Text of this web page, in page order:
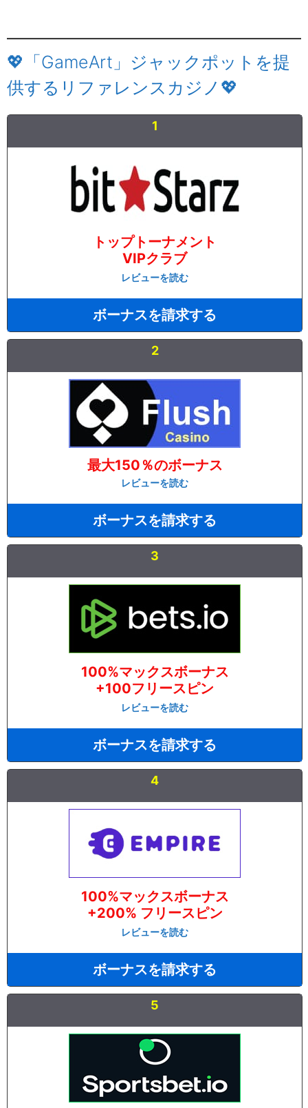
💖「GameArt」ジャックポットを提
供するリファレンスカジノ💖
1
トップトーナメント
VIPクラブ
レビューを読む
ボーナスを請求する
2
最大150％のボーナス
レビューを読む
ボーナスを請求する
3
100%マックスボーナス
+100フリースピン
レビューを読む
ボーナスを請求する
4
100%マックスボーナス
+200% フリースピン
レビューを読む
ボーナスを請求する
5